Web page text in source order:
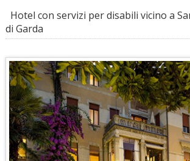
Hotel con servizi per disabili vicino a
di Garda